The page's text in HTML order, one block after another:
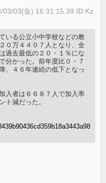
03/03(金) 16:31:15.39 ID:Kz
いる公立小中学校などの教
０万４４０７人となり、全
過去最低の２０・１％にな
分かった。前年度比０・７
、４６年連続の低下となっ
入者は６６８７人で加入率
ト減だった。